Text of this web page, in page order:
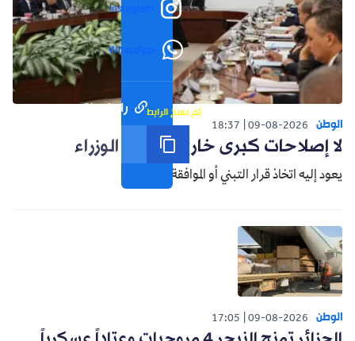
Instagram
WhatsApp
رابط مختصر تم نسخ الرابط
الوطن 09-08-2026
18:37
لا إصلاحات كبرى خارج مجلس الوزراء
يعود إليه اتخاذ قرار التبني أو الموافقة.
الوطن 09-08-2026
17:05